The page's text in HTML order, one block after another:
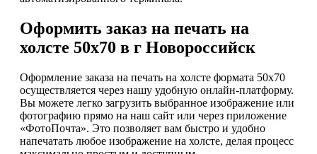
Оформить заказ на печать на
холсте 50х70 в г Новороссийск
Оформление заказа на печать на холсте формата 50х70
осуществляется через нашу удобную онлайн-платформу.
Вы можете легко загрузить выбранное изображение или
фотографию прямо на наш сайт или через приложение
«ФотоПочта». Это позволяет вам быстро и удобно
напечатать любое изображение на холсте, делая процесс